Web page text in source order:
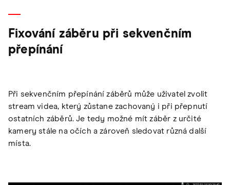
Fixování záběru při sekvenčním
přepínání
Při sekvenčním přepínání záběrů může uživatel zvolit
stream videa, který zůstane zachovaný i při přepnutí
ostatních záběrů. Je tedy možné mít záběr z určité
kamery stále na očích a zároveň sledovat různá další
místa.